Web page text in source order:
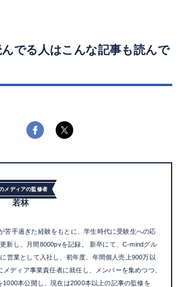
でる人はこんな記事も読んで
メディアの監修者
若林
苦手過ぎた経験をもとに、学生時代に受験生への応
新し、月間8000pvを記録。 新卒にて、C-mindグル
営業として入社し、初年度、年間個人売上900万以
メディア事業責任者に就任し、メンバーを集めつつ、
1000本公開し、現在は2000本以上の記事の監修を